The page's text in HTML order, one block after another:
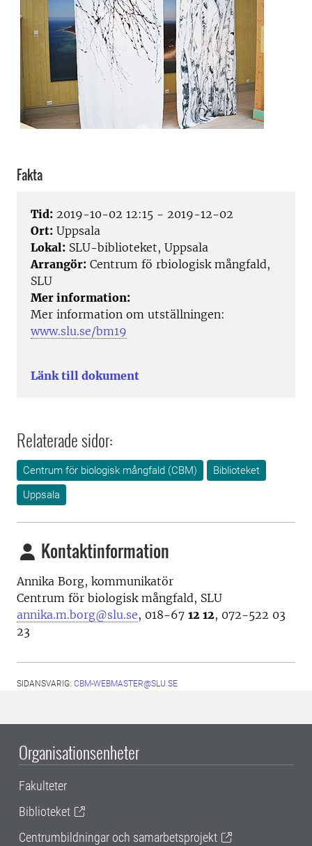
Fakta
Tid: 2019-10-02 12:15 - 2019-12-02
Ort: Uppsala
Lokal: SLU-biblioteket, Uppsala
Arrangör: Centrum fö rbiologisk mångfald,
SLU
Mer information:
Mer information om utställningen:
www.slu.se/bm19
Länk till dokument
Relaterade sidor:
Centrum för biologisk mångfald (CBM)
Biblioteket
Uppsala
Kontaktinformation
Annika Borg, kommunikatör
Centrum för biologisk mångfald, SLU
annika.m.borg@slu.se, 018-67 12 12, 072-522 03
23
SIDANSVARIG: CBM-WEBMASTER@SLU.SE
Organisationsenheter
Fakulteter
Biblioteket
Centrumbildningar och samarbetsprojekt